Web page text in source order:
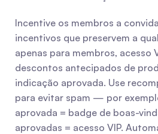
Incentive os membros a
incentivos que preservem a
apenas para membros, acesso
descontos antecipados de
indicação aprovada. Use
para evitar spam — por
aprovada = badge de boas-
aprovadas = acesso VIP.